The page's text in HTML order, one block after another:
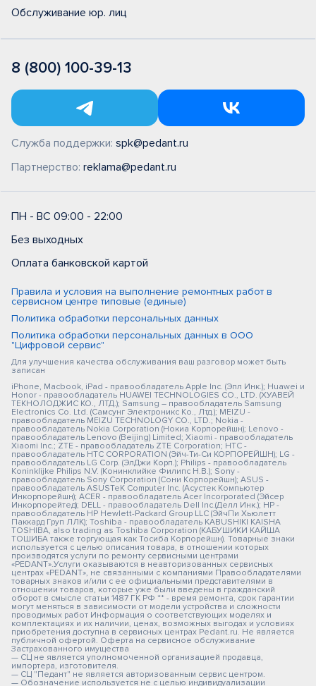
Обслуживание юр. лиц
8 (800) 100-39-13
Служба поддержки: spk@pedant.ru
Партнерство: reklama@pedant.ru
ПН - ВС 09:00 - 22:00
Без выходных
Оплата банковской картой
Правила и условия на выполнение ремонтных работ в
сервисном центре типовые (единые)
Политика обработки персональных данных
Политика обработки персональных данных в ООО
"Цифровой сервис"
Для улучшения качества обслуживания ваш разговор может быть
записан
iPhone, Macbook, iPad - правообладатель Apple Inc. (Эпл Инк.); Huawei и
Honor - правообладатель HUAWEI TECHNOLOGIES CO., LTD. (ХУАВЕЙ
ТЕКНОЛОДЖИС КО., ЛТД.); Samsung – правообладатель Samsung
Electronics Co. Ltd. (Самсунг Электроникс Ко., Лтд.); MEIZU -
правообладатель MEIZU TECHNOLOGY CO., LTD.; Nokia -
правообладатель Nokia Corporation (Нокиа Корпорейшн); Lenovo -
правообладатель Lenovo (Beijing) Limited; Xiaomi - правообладатель
Xiaomi Inc.; ZTE - правообладатель ZTE Corporation; HTC -
правообладатель HTC CORPORATION (Эйч-Ти-Си КОРПОРЕЙШН); LG -
правообладатель LG Corp. (ЭлДжи Корп.); Philips - правообладатель
Koninklijke Philips N.V. (Конинклийке Филипс Н.В.); Sony -
правообладатель Sony Corporation (Сони Корпорейшн); ASUS -
правообладатель ASUSTeK Computer Inc. (Асустек Компьютер
Инкорпорейшн); ACER - правообладатель Acer Incorporated (Эйсер
Инкорпорейтед); DELL - правообладатель Dell Inc.(Делл Инк.); HP -
правообладатель HP Hewlett-Packard Group LLC (ЭйчПи Хьюлетт
Паккард Груп ЛЛК); Toshiba - правообладатель KABUSHIKI KAISHA
TOSHIBA, also trading as Toshiba Corporation (КАБУШИКИ КАЙША
ТОШИБА также торгующая как Тосиба Корпорейшн). Товарные знаки
используется с целью описания товара, в отношении которых
производятся услуги по ремонту сервисными центрами
«PEDANT».Услуги оказываются в неавторизованных сервисных
центрах «PEDANT», не связанными с компаниями Правообладателями
товарных знаков и/или с ее официальными представителями в
отношении товаров, которые уже были введены в гражданский
оборот в смысле статьи 1487 ГК РФ ** - время ремонта, срок гарантии
могут меняться в зависимости от модели устройства и сложности
проводимых работ Информация о соответствующих моделях и
комплектациях и их наличии, ценах, возможных выгодах и условиях
приобретения доступна в сервисных центрах Pedant.ru. Не является
публичной офертой. Оферта на сервисное обслуживание
Застрахованного имущества
— СЦ не является уполномоченной организацией продавца,
импортера, изготовителя.
— СЦ "Педант" не является авторизованным сервис центром.
— Обозначение используется не с целью индивидуализации